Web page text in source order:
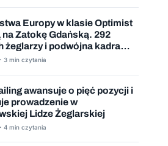
Europy w klasie Optimist
Zatokę Gdańską. 292
żeglarzy i podwójna kadra
3 min czytania
awansuje o pięć pozycji i
prowadzenie w
Lidze Żeglarskiej
4 min czytania